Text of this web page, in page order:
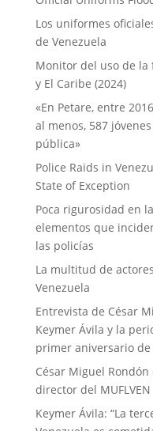
Los uniformes
de Venezuela
Monitor del uso de la
y El Caribe (2024)
«En Petare, entre
al menos, 587
pública»
Police Raids in
State of Exception
Poca rigurosidad en
elementos que
las policías
La multitud de
Venezuela
Entrevista de César
Keymer Ávila y la
primer aniversario de
César Miguel
director del MUFLVEN
Keymer Ávila: “La